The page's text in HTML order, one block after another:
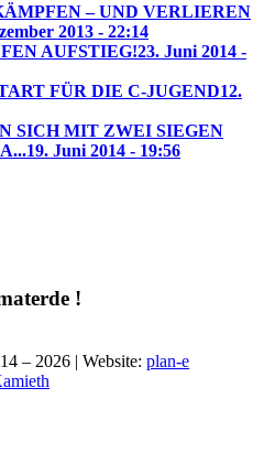
– UND VERLIEREN
2013 - 22:14
AUFSTIEG!23. Juni 2014 -
FÜR DIE C-JUGEND12.
SICH MIT ZWEI SIEGEN
19. Juni 2014 - 19:56
!
– 2026 | Website: plan-e